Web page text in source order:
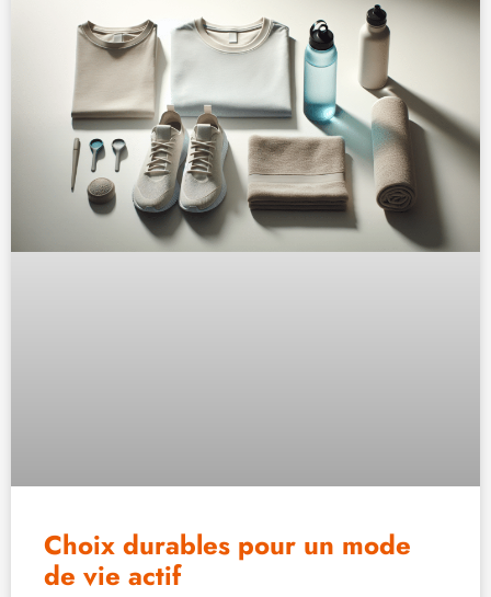
Choix durables pour un mode
de vie actif